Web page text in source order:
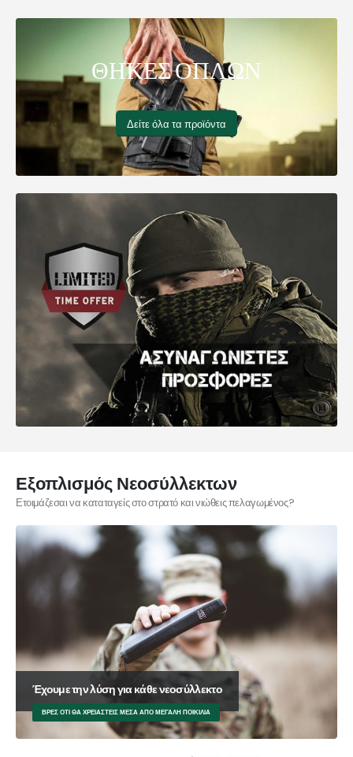
ΘΗΚΕΣ ΟΠΛΩΝ
Δείτε όλα τα προϊόντα
Εξοπλισμός Νεοσύλλεκτων
Ετοιμάζεσαι να καταταγείς στο στρατό και νιώθεις πελαγωμένος?
Έχουμε την λύση για κάθε νεοσύλλεκτο
ΒΡΕΣ ΌΤΙ ΘΑ ΧΡΕΙΑΣΤΕΊΣ ΜΈΣΑ ΑΠΌ ΜΕΓΆΛΗ ΠΟΙΚΙΛΊΑ